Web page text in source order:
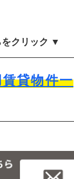
クリック ▼
貸物件一